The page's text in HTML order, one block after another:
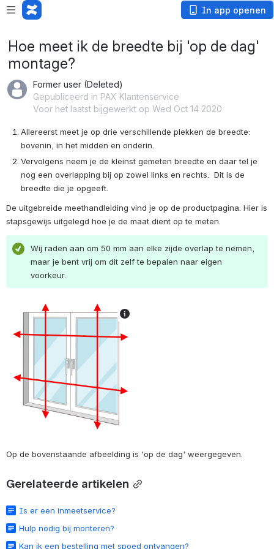
In app openen
Hoe meet ik de breedte bij 'op de dag'
montage?
Former user (Deleted)
Gepubliceerd in PAX Klantenservice
Voor het laatst bijgewerkt op Wed Oct 14 2020
Allereerst meet je op drie verschillende plekken de breedte:
bovenin, in het midden en onderin.
Vervolgens neem je de kleinst gemeten breedte en daar tel je
nog een overlapping bij op zowel links en rechts.  Dit is de
breedte die je opgeeft.
De uitgebreide meethandleiding vind je op de productpagina. Hier is
stapsgewijs uitgelegd hoe je de maat dient op te meten.
Wij raden aan om 50 mm aan elke zijde overlap te nemen,
maar je bent vrij om dit zelf te bepalen naar eigen
voorkeur.
Op de bovenstaande afbeelding is 'op de dag' weergegeven.
Gerelateerde artikelen
Is er een inmeetservice?
Hulp nodig bij monteren?
Kan ik een bestelling met spoed ontvangen?